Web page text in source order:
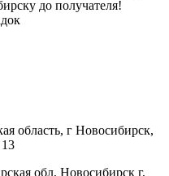
до получателя!
область, г Новосибирск,
обл, Новосибирск г,